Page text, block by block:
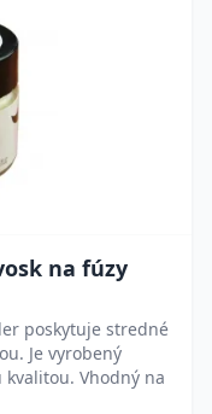
na fúzy
poskytuje stredné
Je vyrobený
Vhodný na